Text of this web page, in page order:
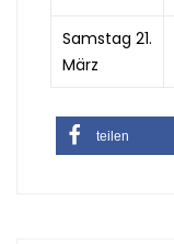
Samstag 21.
März
teilen